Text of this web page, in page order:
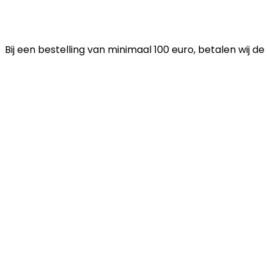
Bij een bestelling van minimaal 100 euro, betalen wij